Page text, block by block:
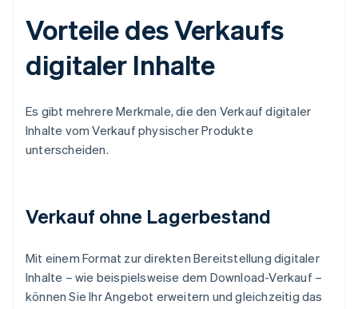
Vorteile des Verkaufs
digitaler Inhalte
Es gibt mehrere Merkmale, die den Verkauf digitaler
Inhalte vom Verkauf physischer Produkte
unterscheiden.
Verkauf ohne Lagerbestand
Mit einem Format zur direkten Bereitstellung digitaler
Inhalte – wie beispielsweise dem Download-Verkauf –
können Sie Ihr Angebot erweitern und gleichzeitig das